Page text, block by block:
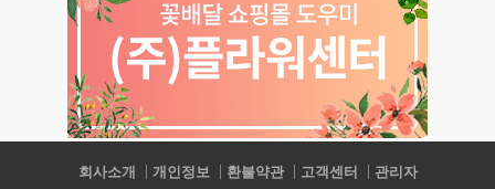
회사소개 개인정보 환불약관 고객센터 관리자